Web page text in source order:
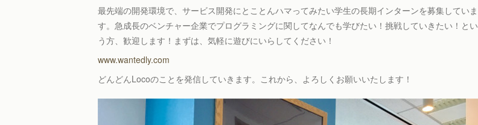
最先端の開発環境で、サービス開発にとことんハマってみたい学生の長期インターンを募集していま
す。急成長のベンチャー企業でプログラミングに関してなんでも学びたい！挑戦していきたい！とい
う方、歓迎します！まずは、気軽に遊びにいらしてください！
www.wantedly.com
どんどんLocoのことを発信していきます。これから、よろしくお願いいたします！